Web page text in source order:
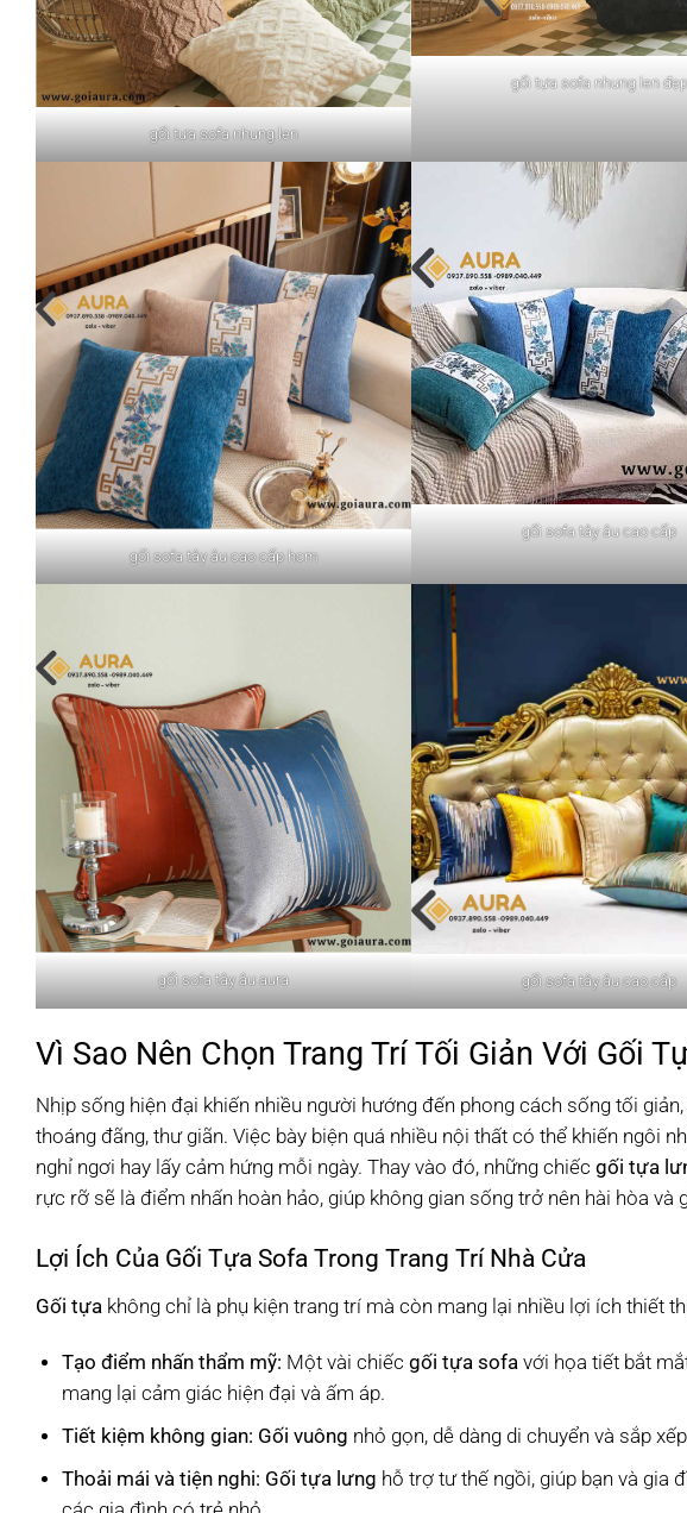
gối tựa sofa nhung len
gối tựa sofa nhung len đẹp
gối sofa tây âu cao cấp hcm
gối sofa tây âu cao cấp
gối sofa tây âu aura gối sofa tây âu cao cấp
Vì Sao Nên Chọn Trang Trí Tối Giản Với Gối
Nhịp sống hiện đại khiến nhiều người hướng đến phong cách sống tối
thoáng đãng, thư giãn. Việc bày biện quá nhiều nội thất có thể khiến ngôi
nghỉ ngơi hay lấy cảm hứng mỗi ngày. Thay vào đó, những chiếc gối tựa
rực rỡ sẽ là điểm nhấn hoàn hảo, giúp không gian sống trở nên hài hòa và
Lợi Ích Của Gối Tựa Sofa Trong Trang Trí Nhà Cửa
Gối tựa không chỉ là phụ kiện trang trí mà còn mang lại nhiều lợi ích thiết
Tạo điểm nhấn thẩm mỹ: Một vài chiếc gối tựa sofavới họa tiết bắt
mang lại cảm giác hiện đại và ấm áp.
Tiết kiệm không gian: Gối vuông nhỏ gọn, dễ dàng di chuyển và sắp
Thoải mái và tiện nghi: Gối tựa lưng hỗ trợ tư thế ngồi, giúp bạn và gia